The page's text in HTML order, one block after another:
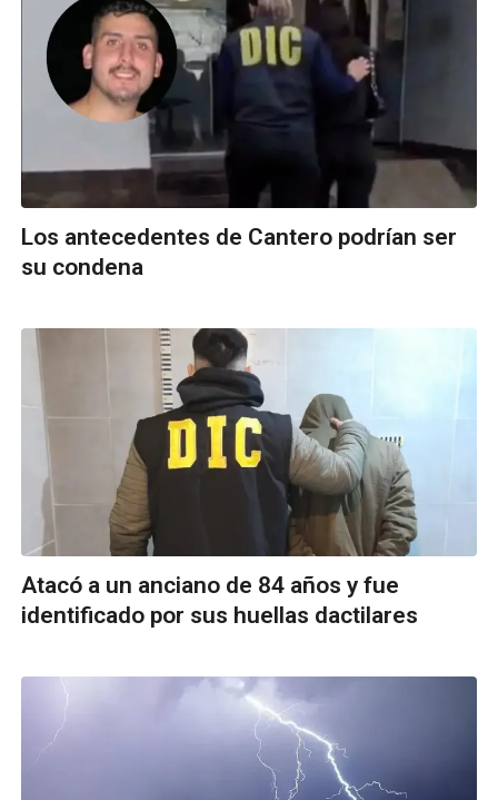
Los antecedentes de Cantero podrían ser
su condena
Atacó a un anciano de 84 años y fue
identificado por sus huellas dactilares